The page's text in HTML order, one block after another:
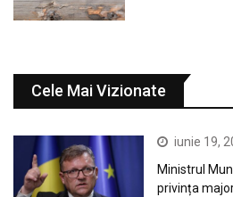
Cele Mai Vizionate
iunie 19,
Ministrul
privința